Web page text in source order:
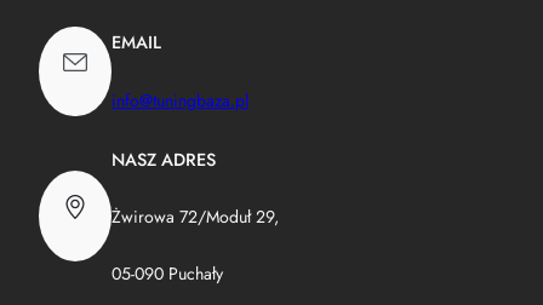
EMAIL
info@tuningbaza.pl
NASZ ADRES
Żwirowa 72/Moduł 29,
05-090 Puchały